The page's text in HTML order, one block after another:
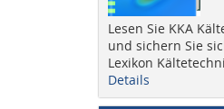
Lesen Sie KKA
und sichern Sie
Lexikon
Details